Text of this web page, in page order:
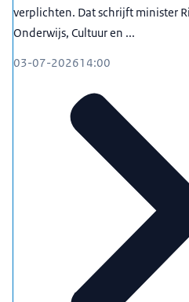
verplichten. Dat schrijft minister
Onderwijs, Cultuur en ...
03-07-202614:00